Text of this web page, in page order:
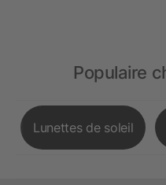
Populaire
Lunettes de soleil